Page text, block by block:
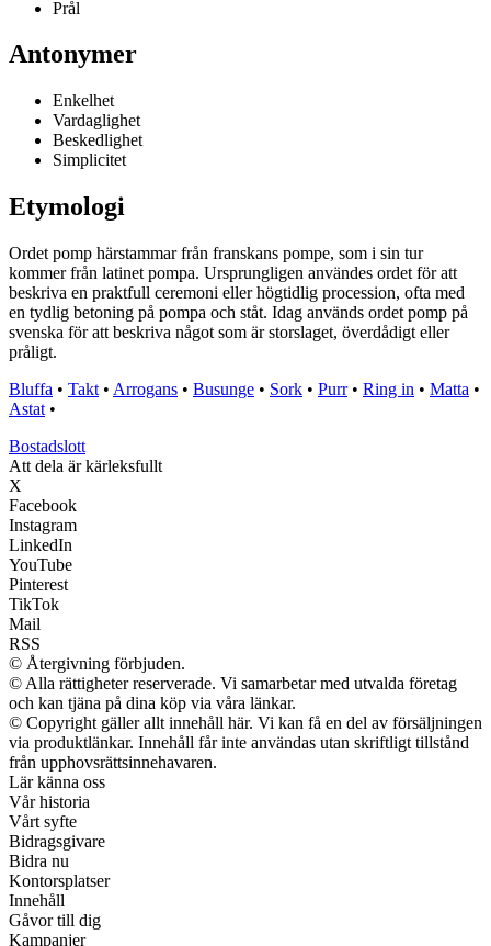
Prål
Antonymer
Enkelhet
Vardaglighet
Beskedlighet
Simplicitet
Etymologi
Ordet pomp härstammar från franskans pompe, som i sin tur
kommer från latinet pompa. Ursprungligen användes ordet för att
beskriva en praktfull ceremoni eller högtidlig procession, ofta med
en tydlig betoning på pompa och ståt. Idag används ordet pomp på
svenska för att beskriva något som är storslaget, överdådigt eller
pråligt.
Bluffa • Takt • Arrogans • Busunge • Sork • Purr• Ring in • Matta •
Astat •
Bostadslott
Att dela är kärleksfullt
X
Facebook
Instagram
LinkedIn
YouTube
Pinterest
TikTok
Mail
RSS
© Återgivning förbjuden.
© Alla rättigheter reserverade. Vi samarbetar med utvalda företag
och kan tjäna på dina köp via våra länkar.
© Copyright gäller allt innehåll här. Vi kan få en del av försäljningen
via produktlänkar. Innehåll får inte användas utan skriftligt tillstånd
från upphovsrättsinnehavaren.
Lär känna oss
Vår historia
Vårt syfte
Bidragsgivare
Bidra nu
Kontorsplatser
Innehåll
Gåvor till dig
Kampanjer